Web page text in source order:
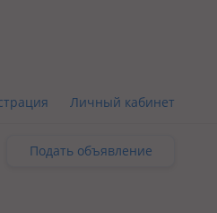
Личный кабинет
Подать объявление